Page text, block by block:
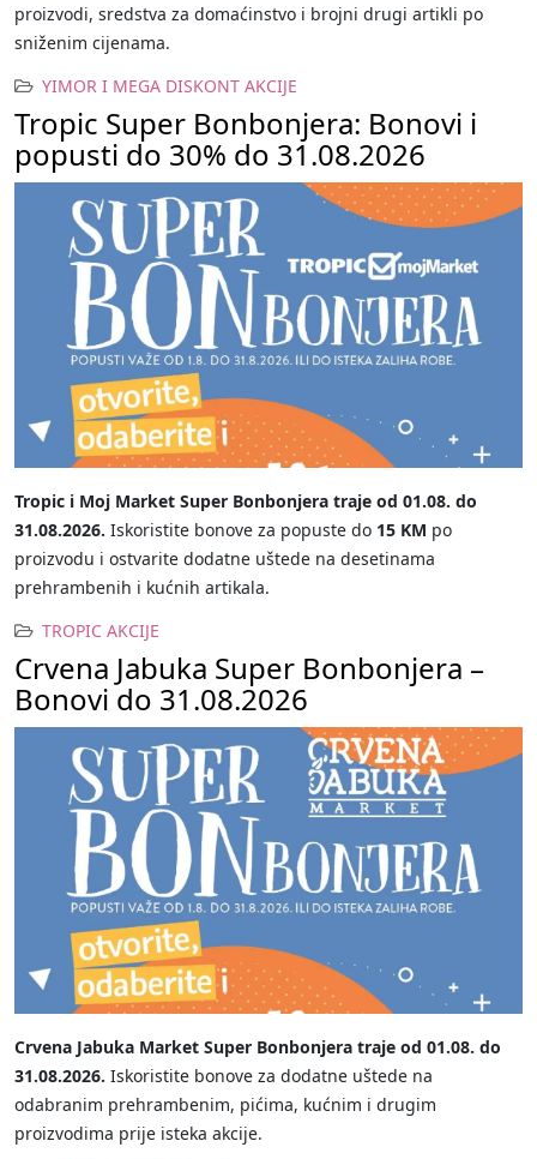
proizvodi, sredstva za domaćinstvo i brojni drugi artikli po
sniženim cijenama.
YIMOR I MEGA DISKONT AKCIJE
Tropic Super Bonbonjera: Bonovi i
popusti do 30% do 31.08.2026
Tropic i Moj Market Super Bonbonjera traje od 01.08. do
31.08.2026. Iskoristite bonove za popuste do 15 KM po
proizvodu i ostvarite dodatne uštede na desetinama
prehrambenih i kućnih artikala.
TROPIC AKCIJE
Crvena Jabuka Super Bonbonjera –
Bonovi do 31.08.2026
Crvena Jabuka Market Super Bonbonjera traje od 01.08. do
31.08.2026. Iskoristite bonove za dodatne uštede na
odabranim prehrambenim, pićima, kućnim i drugim
proizvodima prije isteka akcije.